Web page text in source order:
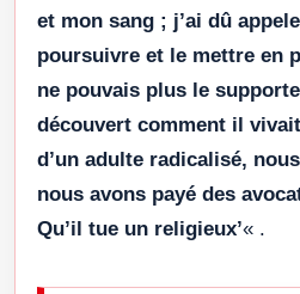
et mon sang ; j’ai dû
poursuivre et le mettre en
ne pouvais plus le
découvert comment il
d’un adulte radicalisé,
nous avons payé des
Qu’il tue un religieux’« .